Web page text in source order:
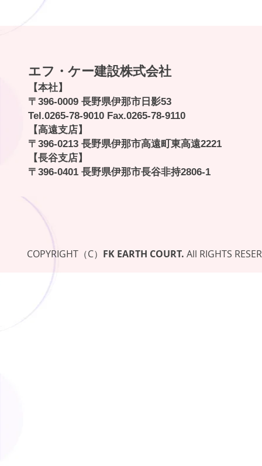
エフ・ケー建設株式会社
【本社】
〒396-0009 長野県伊那市日影53
Tel.0265-78-9010 Fax.0265-78-9110
【高遠支店】
〒396-0213 長野県伊那市高遠町東高遠2221
【長谷支店】
〒396-0401 長野県伊那市長谷非持2806-1
COPYRIGHT（C） FK EARTH COURT. All RIGHTS